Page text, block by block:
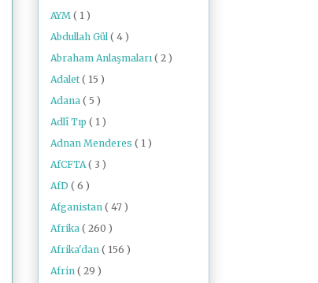
AYM ( 1 )
Abdullah Gül ( 4 )
Abraham Anlaşmaları ( 2 )
Adalet ( 15 )
Adana ( 5 )
Adlî Tıp ( 1 )
Adnan Menderes ( 1 )
AfCFTA ( 3 )
AfD ( 6 )
Afganistan ( 47 )
Afrika ( 260 )
Afrika'dan ( 156 )
Afrin ( 29 )